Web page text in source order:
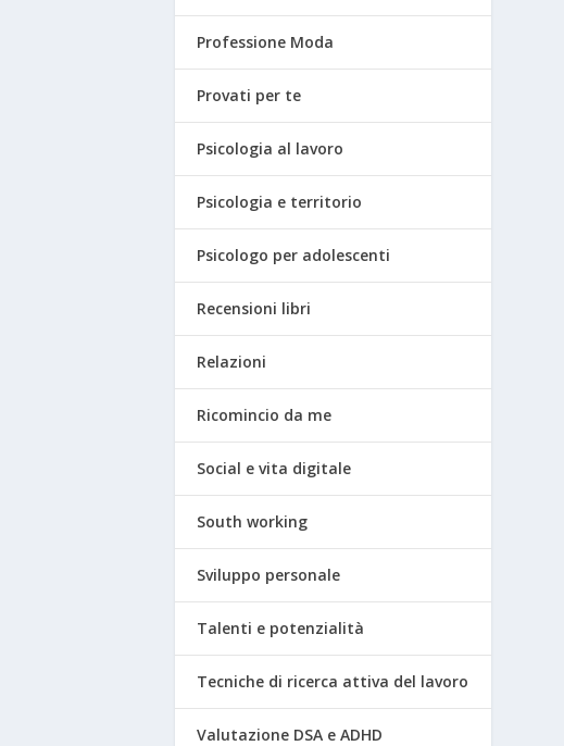
Professione Moda
Provati per te
Psicologia al lavoro
Psicologia e territorio
Psicologo per adolescenti
Recensioni libri
Relazioni
Ricomincio da me
Social e vita digitale
South working
Sviluppo personale
Talenti e potenzialità
Tecniche di ricerca attiva del lavoro
Valutazione DSA e ADHD